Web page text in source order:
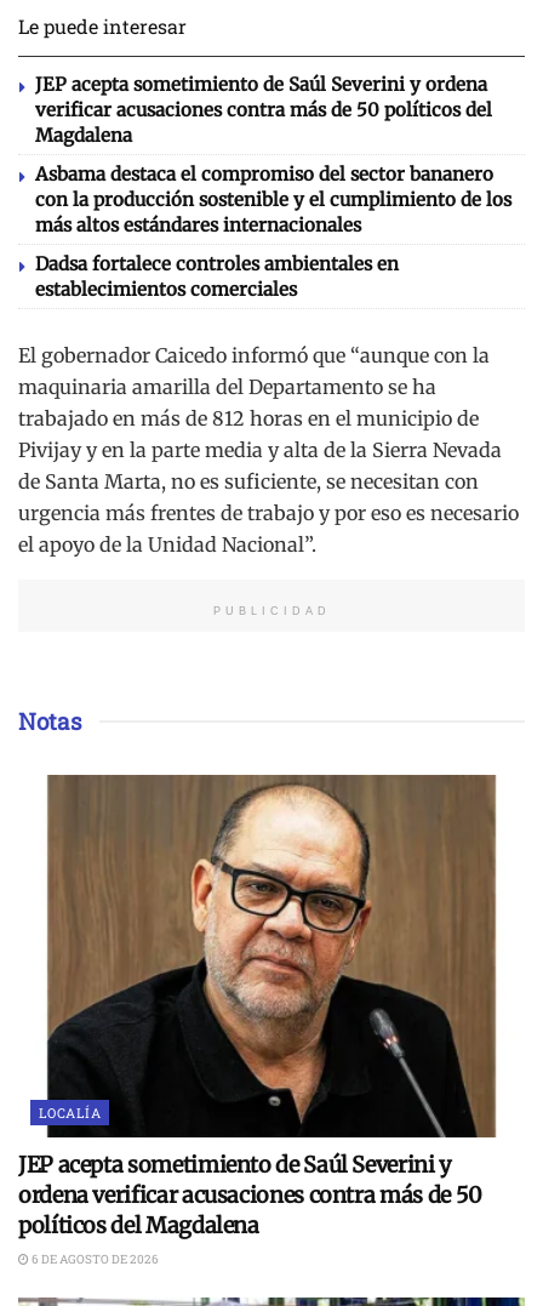
Le puede interesar
JEP acepta sometimiento de Saúl Severini y ordena
verificar acusaciones contra más de 50 políticos del
Magdalena
Asbama destaca el compromiso del sector bananero
con la producción sostenible y el cumplimiento de los
más altos estándares internacionales
Dadsa fortalece controles ambientales en
establecimientos comerciales
El gobernador Caicedo informó que “aunque con la
maquinaria amarilla del Departamento se ha
trabajado en más de 812 horas en el municipio de
Pivijay y en la parte media y alta de la Sierra Nevada
de Santa Marta, no es suficiente, se necesitan con
urgencia más frentes de trabajo y por eso es necesario
el apoyo de la Unidad Nacional”.
PUBLICIDAD
Notas
LOCALÍA
JEP acepta sometimiento de Saúl Severini y
ordena verificar acusaciones contra más de 50
políticos del Magdalena
6 DE AGOSTO DE 2026